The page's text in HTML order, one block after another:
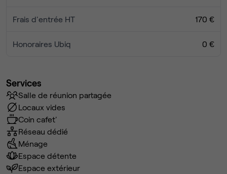
Frais d'entrée HT 170 €
Honoraires Ubiq 0 €
Services
Salle de réunion partagée
Locaux vides
Coin cafet'
Réseau dédié
Ménage
Espace détente
Espace extérieur